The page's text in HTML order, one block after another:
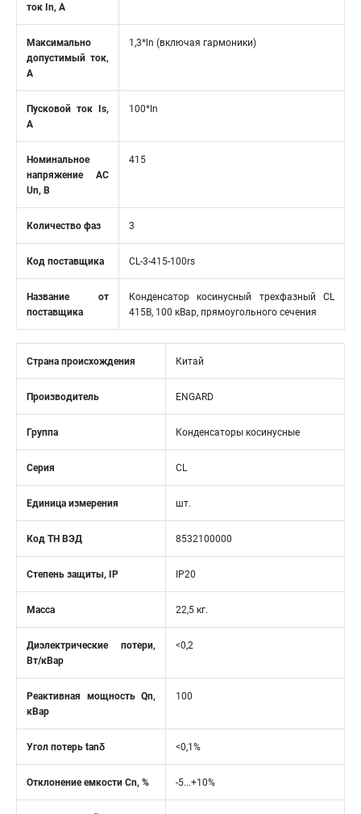
ток In, А
Максимально
допустимый ток,
А
1,3*ln (включая гармоники)
Пусковой ток Is,
А
100*In
Номинальное
напряжение АС
Un, В
415
Количество фаз 3
Код поставщика CL-3-415-100rs
Название от
поставщика
Конденсатор косинусный трехфазный CL
415В, 100 кВар, прямоугольного сечения
Страна происхождения Китай
Производитель ENGARD
Группа Конденсаторы косинусные
Серия CL
Единица измерения шт.
Код ТН ВЭД 8532100000
Степень защиты, IP IP20
Масса 22,5 кг.
Диэлектрические потери,
Вт/кВар
<0,2
Реактивная мощность Qn,
кВар
100
Угол потерь tanδ <0,1%
Отклонение емкости Cn, % -5...+10%